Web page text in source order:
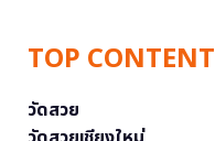
TOP CONTENT
วัดสวย